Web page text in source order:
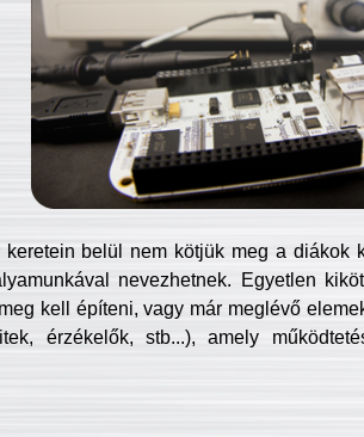
keretein belül nem kötjük meg a diákok
nevezhetnek. Egyetlen
kell építeni, vagy már meglévő
érzékelők, stb...), amely